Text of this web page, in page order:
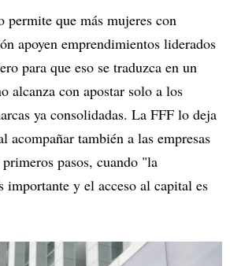
permite que más mujeres con
apoyen emprendimientos liderados
para que eso se traduzca en un
alcanza con apostar solo a los
ya consolidadas. La FFF lo deja
acompañar también a las empresas
pasos, cuando "la
importante y el acceso al capital es